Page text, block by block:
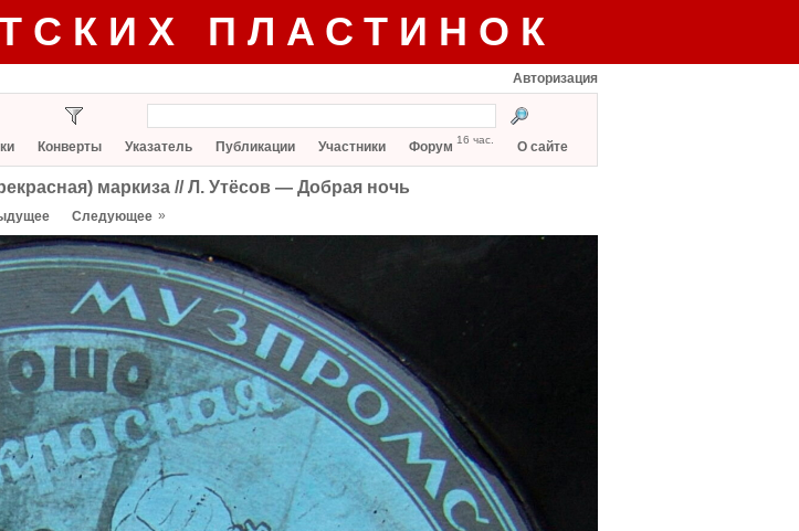
ПЛАСТИНОК
Авторизация
Конверты Указатель Публикации Участники Форум 16 час. О сайте
маркиза // Л. Утёсов — Добрая ночь
Следующее »